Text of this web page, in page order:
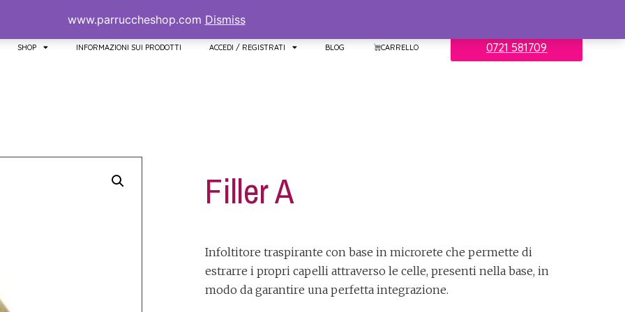
SHOP INFORMAZIONI SUI PRODOTTI ACCEDI / REGISTRATI BLOG CARRELLO 0721 581709
Filler A
Infoltitore traspirante con base in microrete che permette di
estrarre i propri capelli attraverso le celle, presenti nella base, in
modo da garantire una perfetta integrazione.
www.parruccheshop.com Dismiss